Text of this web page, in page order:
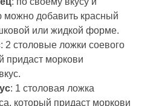
можно добавить красный
или жидкой форме.
: 2 столовые ложки соевого
придаст моркови
: 1 столовая ложка
который придаст моркови